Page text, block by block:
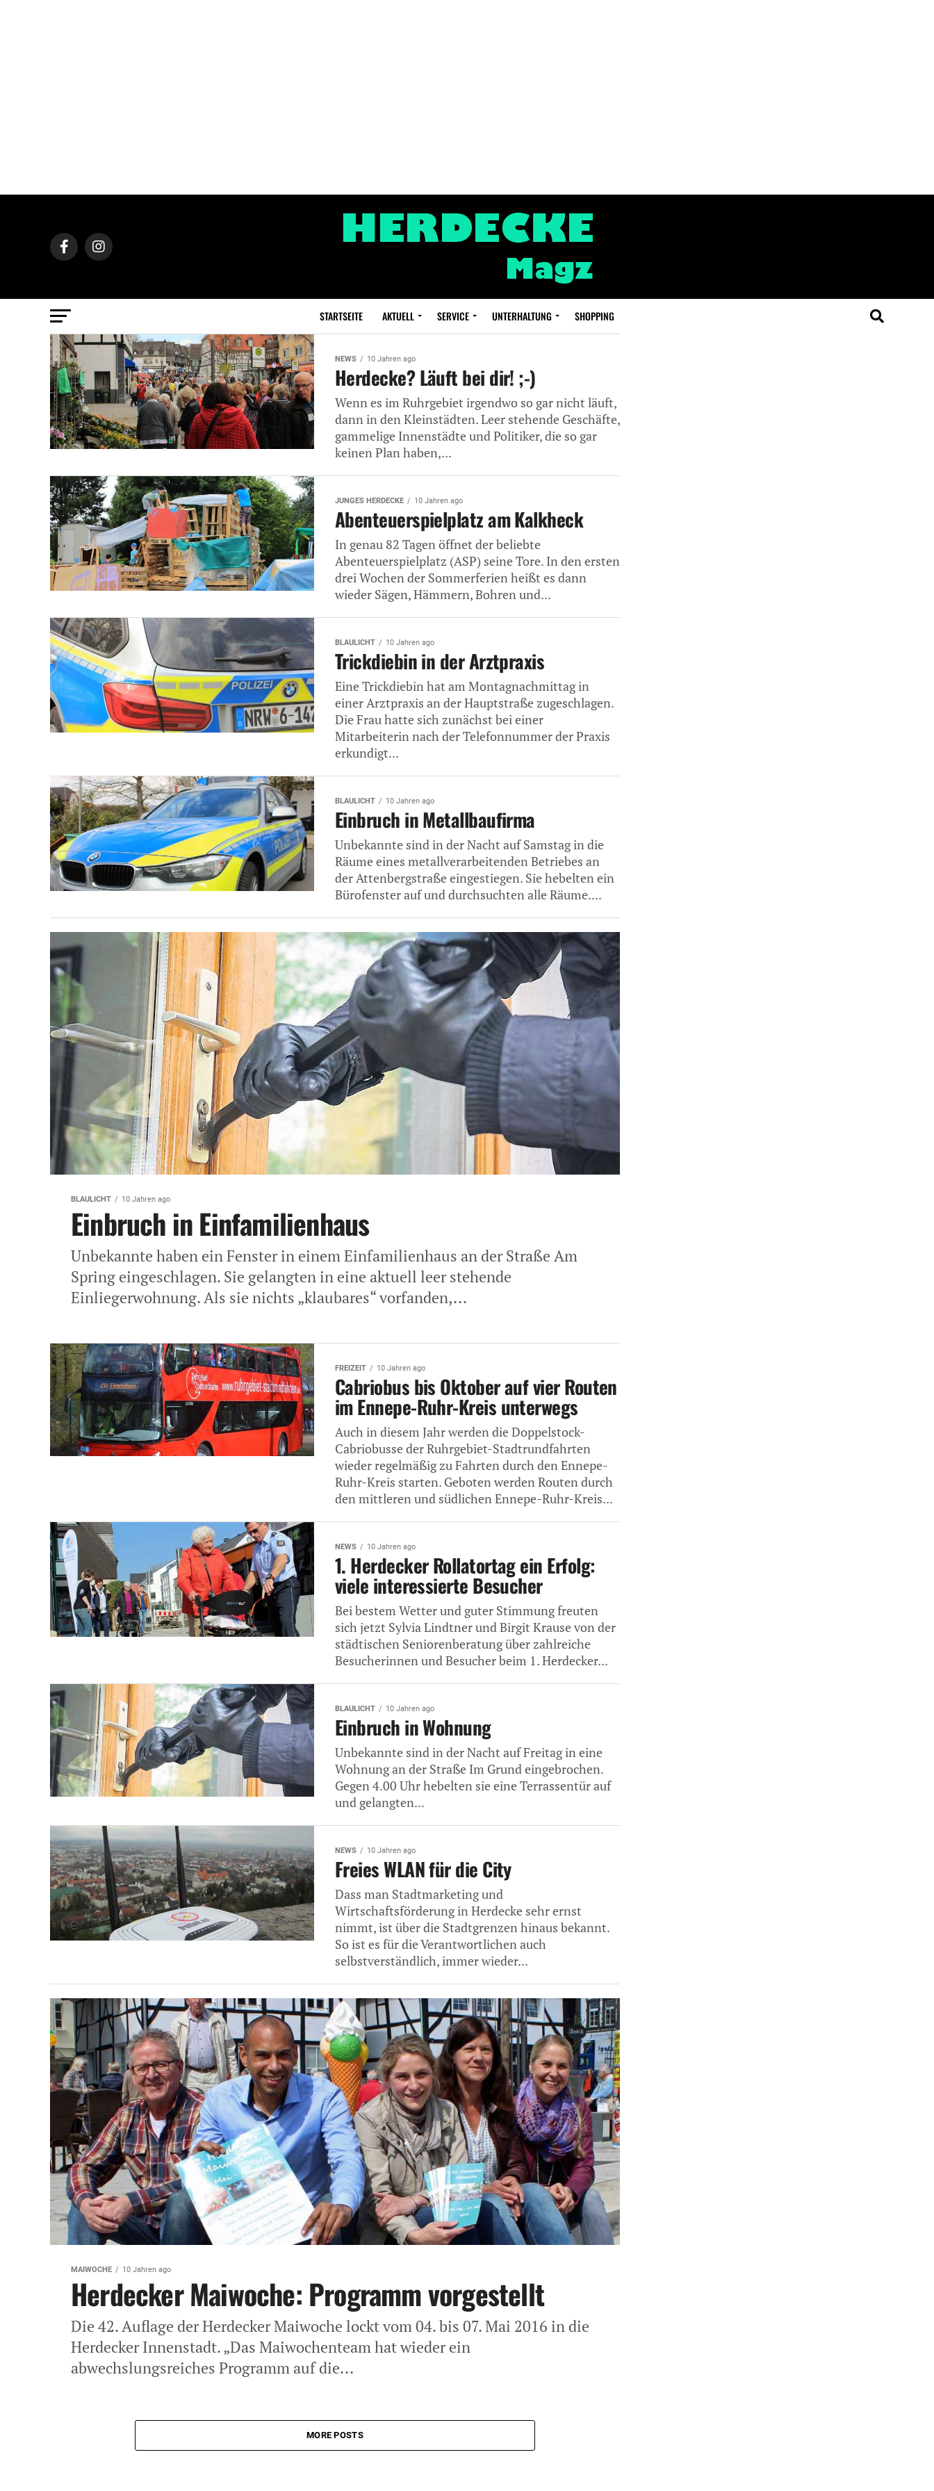
STARTSEITE AKTUELL SERVICE UNTERHALTUNG SHOPPING
NEWS 10 Jahren ago
Herdecke? Läuft bei dir! ;-)
Wenn es im Ruhrgebiet irgendwo so gar nicht läuft,
dann in den Kleinstädten. Leer stehende Geschäfte,
gammelige Innenstädte und Politiker, die so gar
keinen Plan haben,...
JUNGES HERDECKE 10 Jahren ago
Abenteuerspielplatz am Kalkheck
In genau 82 Tagen öffnet der beliebte
Abenteuerspielplatz (ASP) seine Tore. In den ersten
drei Wochen der Sommerferien heißt es dann
wieder Sägen, Hämmern, Bohren und...
BLAULICHT 10 Jahren ago
Trickdiebin in der Arztpraxis
Eine Trickdiebin hat am Montagnachmittag in
einer Arztpraxis an der Hauptstraße zugeschlagen.
Die Frau hatte sich zunächst bei einer
Mitarbeiterin nach der Telefonnummer der Praxis
erkundigt...
BLAULICHT 10 Jahren ago
Einbruch in Metallbaufirma
Unbekannte sind in der Nacht auf Samstag in die
Räume eines metallverarbeitenden Betriebes an
der Attenbergstraße eingestiegen. Sie hebelten ein
Bürofenster auf und durchsuchten alle Räume....
BLAULICHT 10 Jahren ago
Einbruch in Einfamilienhaus
Unbekannte haben ein Fenster in einem Einfamilienhaus an der Straße Am
Spring eingeschlagen. Sie gelangten in eine aktuell leer stehende
Einliegerwohnung. Als sie nichts „klaubares“ vorfanden,...
FREIZEIT 10 Jahren ago
Cabriobus bis Oktober auf vier Routen
im Ennepe-Ruhr-Kreis unterwegs
Auch in diesem Jahr werden die Doppelstock-
Cabriobusse der Ruhrgebiet-Stadtrundfahrten
wieder regelmäßig zu Fahrten durch den Ennepe-
Ruhr-Kreis starten. Geboten werden Routen durch
den mittleren und südlichen Ennepe-Ruhr-Kreis...
NEWS 10 Jahren ago
1. Herdecker Rollatortag ein Erfolg:
viele interessierte Besucher
Bei bestem Wetter und guter Stimmung freuten
sich jetzt Sylvia Lindtner und Birgit Krause von der
städtischen Seniorenberatung über zahlreiche
Besucherinnen und Besucher beim 1. Herdecker...
BLAULICHT 10 Jahren ago
Einbruch in Wohnung
Unbekannte sind in der Nacht auf Freitag in eine
Wohnung an der Straße Im Grund eingebrochen.
Gegen 4.00 Uhr hebelten sie eine Terrassentür auf
und gelangten...
NEWS 10 Jahren ago
Freies WLAN für die City
Dass man Stadtmarketing und
Wirtschaftsförderung in Herdecke sehr ernst
nimmt, ist über die Stadtgrenzen hinaus bekannt.
So ist es für die Verantwortlichen auch
selbstverständlich, immer wieder...
MAIWOCHE 10 Jahren ago
Herdecker Maiwoche: Programm vorgestellt
Die 42. Auflage der Herdecker Maiwoche lockt vom 04. bis 07. Mai 2016 in die
Herdecker Innenstadt. „Das Maiwochenteam hat wieder ein
abwechslungsreiches Programm auf die...
MORE POSTS